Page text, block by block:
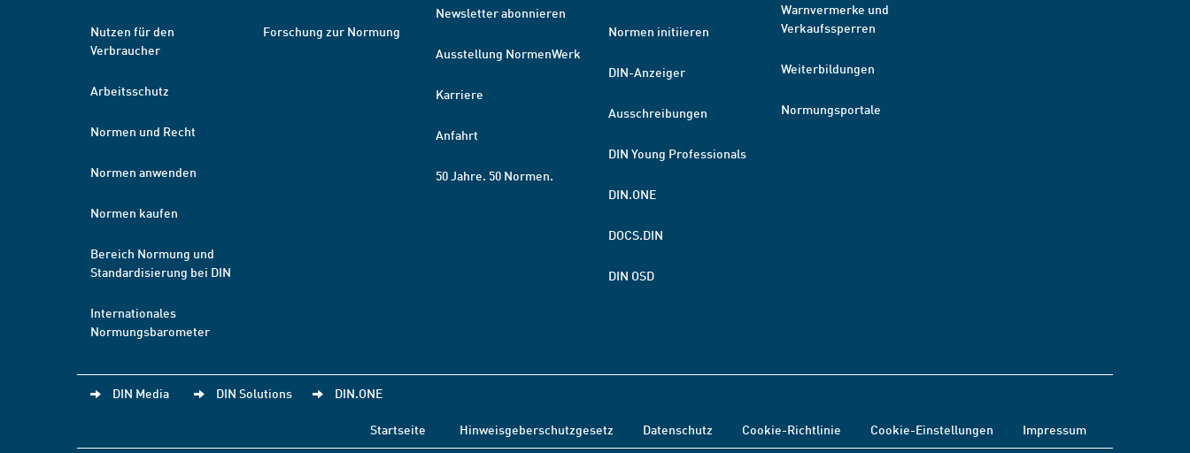
Nutzen für den
Verbraucher
Arbeitsschutz
Normen und Recht
Normen anwenden
Normen kaufen
Bereich Normung und
Standardisierung bei DIN
Internationales
Normungsbarometer
Forschung zur Normung
Newsletter abonnieren
Ausstellung NormenWerk
Karriere
Anfahrt
50 Jahre. 50 Normen.
Normen initiieren
DIN-Anzeiger
Ausschreibungen
DIN Young Professionals
DIN.ONE
DOCS.DIN
DIN OSD
Warnvermerke und
Verkaufssperren
Weiterbildungen
Normungsportale
DIN Media DIN Solutions DIN.ONE
Startseite Hinweisgeberschutzgesetz Datenschutz Cookie-Richtlinie Cookie-Einstellungen Impressum